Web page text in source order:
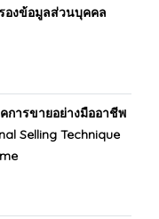
องข้อมูลส่วนบุคคล
การขายอย่างมืออาชีพ
Selling Technique